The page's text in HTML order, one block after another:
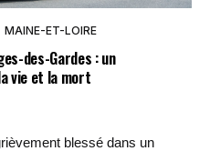
MAINE-ET-LOIRE
des-Gardes : un
vie et la mort
blessé dans un